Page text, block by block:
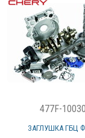
477F-
ЗАГЛУШКА ГБЦ